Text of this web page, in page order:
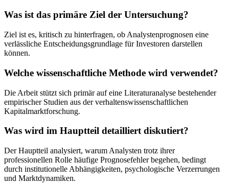
Was ist das primäre Ziel der Untersuchung?
Ziel ist es, kritisch zu hinterfragen, ob Analystenprognosen eine
verlässliche Entscheidungsgrundlage für Investoren darstellen
können.
Welche wissenschaftliche Methode wird verwendet?
Die Arbeit stützt sich primär auf eine Literaturanalyse bestehender
empirischer Studien aus der verhaltenswissenschaftlichen
Kapitalmarktforschung.
Was wird im Hauptteil detailliert diskutiert?
Der Hauptteil analysiert, warum Analysten trotz ihrer
professionellen Rolle häufige Prognosefehler begehen, bedingt
durch institutionelle Abhängigkeiten, psychologische Verzerrungen
und Marktdynamiken.